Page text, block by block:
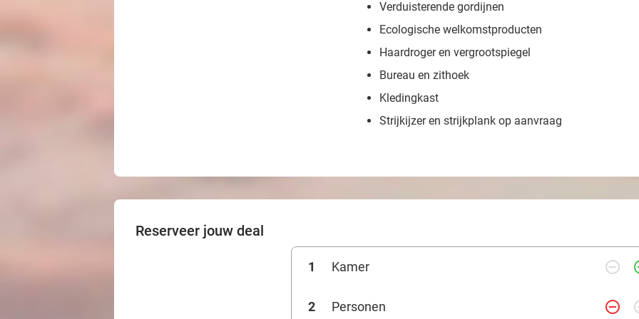
Verduisterende gordijnen
Ecologische welkomstproducten
Haardroger en vergrootspiegel
Bureau en zithoek
Kledingkast
Strijkijzer en strijkplank op aanvraag
Reserveer jouw deal
1 Kamer remove_circle_outline
2 Personen remove_circle_outline